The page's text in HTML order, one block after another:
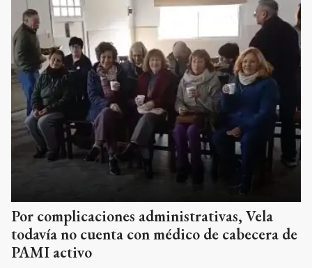
Por complicaciones administrativas, Vela
todavía no cuenta con médico de cabecera de